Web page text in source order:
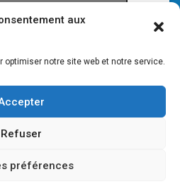
aux
optimiser notre site web et notre service.
Refuser
préférences
Mentions légales-